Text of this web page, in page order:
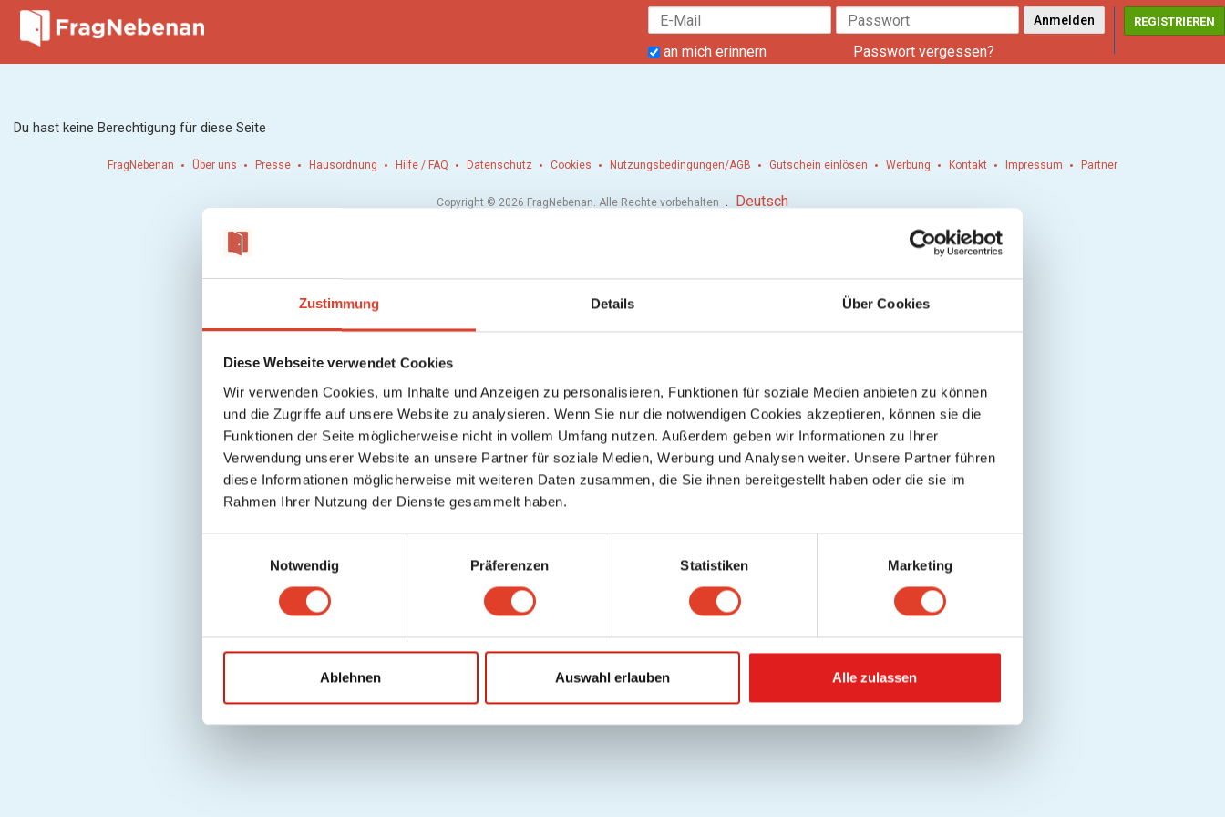
Zustimmung Details Über Cookies
Diese Webseite verwendet Cookies
Wir verwenden Cookies, um Inhalte und Anzeigen zu personalisieren, Funktionen für soziale Medien anbieten zu können
und die Zugriffe auf unsere Website zu analysieren. Wenn Sie nur die notwendigen Cookies akzeptieren, können sie die
Funktionen der Seite möglicherweise nicht in vollem Umfang nutzen. Außerdem geben wir Informationen zu Ihrer
Verwendung unserer Website an unsere Partner für soziale Medien, Werbung und Analysen weiter. Unsere Partner führen
diese Informationen möglicherweise mit weiteren Daten zusammen, die Sie ihnen bereitgestellt haben oder die sie im
Rahmen Ihrer Nutzung der Dienste gesammelt haben.
g
Notwendig Präferenzen Statistiken Marketing
Ablehnen Auswahl erlauben Alle zulassen
an mich erinnern Passwort vergessen?
REGISTRIEREN
Du hast keine Berechtigung für diese Seite
FragNebenan Über uns Presse Hausordnung Hilfe / FAQ Datenschutz Cookies Nutzungsbedingungen/AGB Gutschein einlösen Werbung Kontakt Impressum Partner
Copyright © 2026 FragNebenan. Alle Rechte vorbehalten . Deutsch